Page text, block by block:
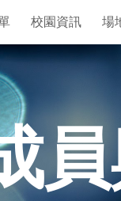
校園資訊 場